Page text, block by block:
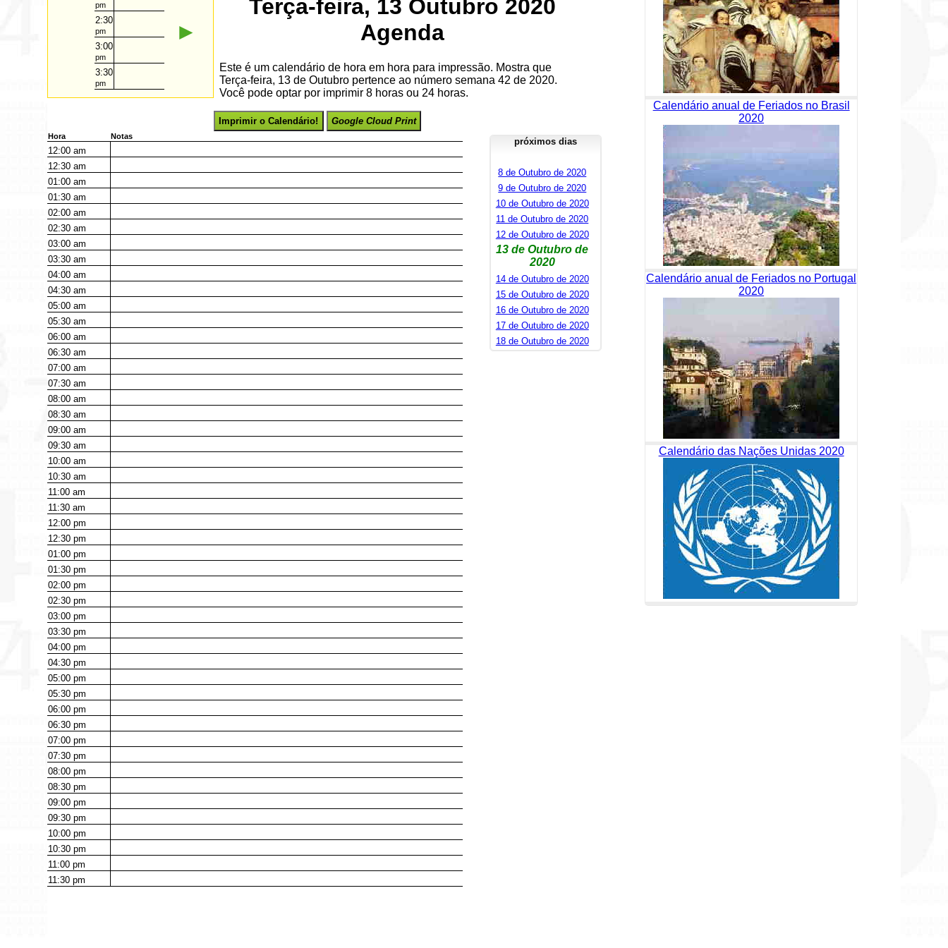
pm
2:30
pm
3:00
pm
3:30
pm
►
Terça-feira, 13 Outubro 2020
Agenda
Este é um calendário de hora em hora para impressão. Mostra que
Terça-feira, 13 de Outubro pertence ao número semana 42 de 2020.
Você pode optar por imprimir 8 horas ou 24 horas.
Imprimir o Calendário! Google Cloud Print
Hora Notas
12:00am
12:30am
01:00am
01:30am
02:00am
02:30am
03:00am
03:30am
04:00am
04:30am
05:00am
05:30am
06:00am
06:30am
07:00am
07:30am
08:00am
08:30am
09:00am
09:30am
10:00am
10:30am
11:00am
11:30am
12:00pm
12:30pm
01:00pm
01:30pm
02:00pm
02:30pm
03:00pm
03:30pm
04:00pm
04:30pm
05:00pm
05:30pm
06:00pm
06:30pm
07:00pm
07:30pm
08:00pm
08:30pm
09:00pm
09:30pm
10:00pm
10:30pm
11:00pm
11:30pm
próximos dias
8 de Outubro de 2020
9 de Outubro de 2020
10 de Outubro de 2020
11 de Outubro de 2020
12 de Outubro de 2020
13 de Outubro de
2020
14 de Outubro de 2020
15 de Outubro de 2020
16 de Outubro de 2020
17 de Outubro de 2020
18 de Outubro de 2020
Calendário anual de Feriados no Brasil
2020
Calendário anual de Feriados no Portugal
2020
Calendário das Nações Unidas 2020